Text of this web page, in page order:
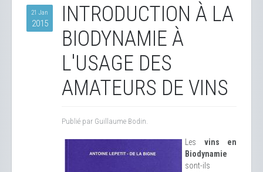
21 Jan
2015
INTRODUCTION À LA
BIODYNAMIE À
L'USAGE DES
AMATEURS DE VINS
Publié par Guillaume Bodin.
Les vins en
Biodynamie
sont-ils